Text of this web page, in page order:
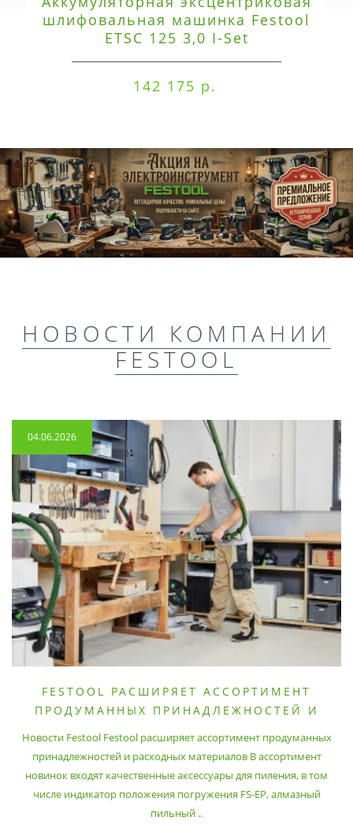
шлифовальная машинка Festool
ETSC 125 3,0 I-Set
142 175 р.
НОВОСТИ КОМПАНИИ
FESTOOL
04.06.2026
FESTOOL РАСШИРЯЕТ АССОРТИМЕНТ
ПРОДУМАННЫХ ПРИНАДЛЕЖНОСТЕЙ И
Новости Festool Festool расширяет ассортимент продуманных
принадлежностей и расходных материалов В ассортимент
новинок входят качественные аксессуары для пиления, в том
числе индикатор положения погружения FS-EP, алмазный
пильный ..